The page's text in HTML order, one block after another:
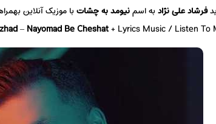
فرشاد علی نژادبه اسمنیومد به چشاتبا موزیک آنلاین
– Nayomad Be Cheshat+ Lyrics Music / Listen To